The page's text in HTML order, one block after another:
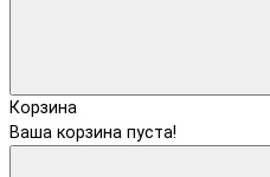
Корзина
Ваша корзина пуста!